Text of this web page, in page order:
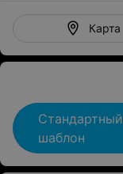
Карта
Стандартный
шаблон